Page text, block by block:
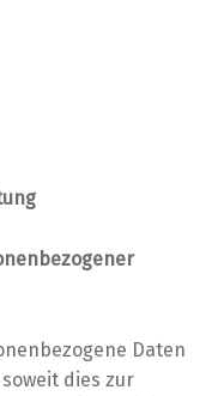
Daten
dies zur